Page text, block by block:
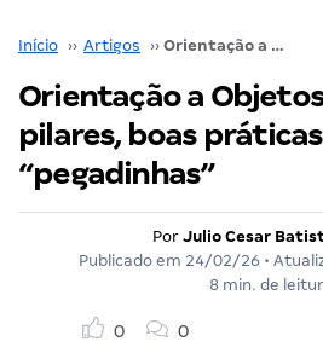
Início ›› Artigos ›› Orientação a Objetos (OO): Os 4 pilares, boas práticas e as “pegadinhas”
Orientação a Objetos
pilares, boas
“pegadinhas”
Por Julio Cesar
Publicado em 24/02/26 •
8 min. de
0 0